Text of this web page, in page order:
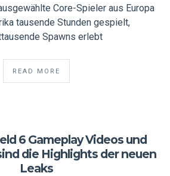
Core-Spieler aus Europa
tausende Stunden gespielt,
Spawns erlebt
READ MORE
6 Gameplay Videos und
die Highlights der neuen
Leaks